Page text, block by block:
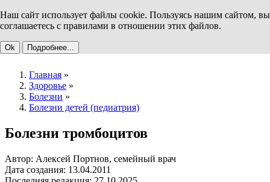
Наш сайт использует файлы cookie. Пользуясь нашим сайтом, вы
соглашаетесь с правилами в отношении этих файлов.
Ok Подробнее...
Главная »
Здоровье »
Болезни »
Болезни детей (педиатрия)
Болезни тромбоцитов
Автор: Алексей Портнов, семейный врач
Дата создания: 13.04.2011